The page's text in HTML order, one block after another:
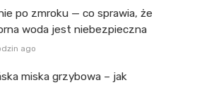
po zmroku — co sprawia, że
woda jest niebezpieczna
ago
miska grzybowa – jak